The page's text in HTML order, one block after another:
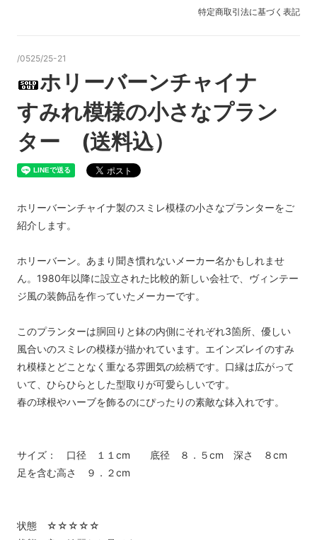
特定商取引法に基づく表記
/0525/25-21
ホリーバーンチャイナ
すみれ模様の小さなプラン
ター (送料込）
ホリーバーンチャイナ製のスミレ模様の小さなプランターをご
紹介します。
ホリーバーン。あまり聞き慣れないメーカー名かもしれませ
ん。1980年以降に設立された比較的新しい会社で、ヴィンテー
ジ風の装飾品を作っていたメーカーです。
このプランターは胴回りと鉢の内側にそれぞれ3箇所、優しい
風合いのスミレの模様が描かれています。エインズレイのすみ
れ模様とどことなく重なる雰囲気の絵柄です。口縁は広がって
いて、ひらひらとした型取りが可愛らしいです。
春の球根やハーブを飾るのにぴったりの素敵な鉢入れです。
サイズ： 口径 １１cm 底径 ８．５cm 深さ ８cm
足を含む高さ ９．２cm
状態 ☆☆☆☆☆